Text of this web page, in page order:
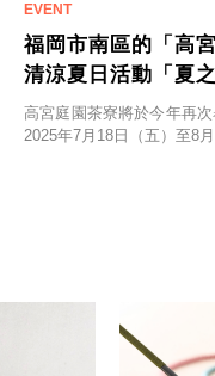
福岡市南區的「高
清涼夏日活動「夏
高宮庭園茶寮將於今年再
2025年7月18日（五）至8